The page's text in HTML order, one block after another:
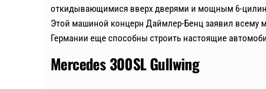
откидывающимися вверх дверями и мощным 6-
Этой машиной концерн Даймлер-Бенц заявил всему
Германии еще способны строить настоящие
Mercedes 300SL Gullwing